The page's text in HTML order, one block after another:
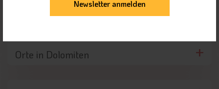
Highlights in der Nähe
Orte in Dolomiten